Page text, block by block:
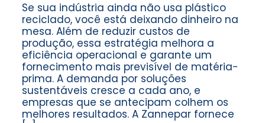
Se sua indústria ainda não usa plástico
reciclado, você está deixando dinheiro na
mesa. Além de reduzir custos de
produção, essa estratégia melhora a
eficiência operacional e garante um
fornecimento mais previsível de matéria-
prima. A demanda por soluções
sustentáveis cresce a cada ano, e
empresas que se antecipam colhem os
melhores resultados. A Zannepar fornece